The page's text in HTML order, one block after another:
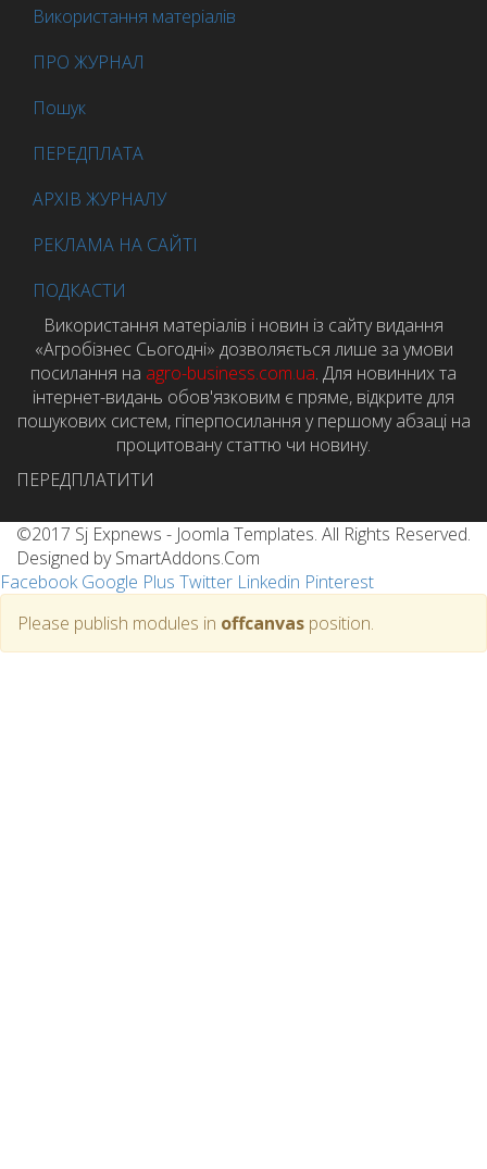
Використання матеріалів
ПРО ЖУРНАЛ
Пошук
ПЕРЕДПЛАТА
АРХІВ ЖУРНАЛУ
РЕКЛАМА НА САЙТІ
ПОДКАСТИ
Використання матеріалів і новин із сайту видання
«Агробізнес Сьогодні» дозволяється лише за умови
посилання на agro-business.com.ua. Для новинних та
інтернет-видань обов'язковим є пряме, відкрите для
пошукових систем, гіперпосилання у першому абзаці на
процитовану статтю чи новину.
ПЕРЕДПЛАТИТИ
©2017 Sj Expnews - Joomla Templates. All Rights Reserved.
Designed by SmartAddons.Com
Facebook Google Plus Twitter Linkedin Pinterest
Please publish modules in offcanvas position.